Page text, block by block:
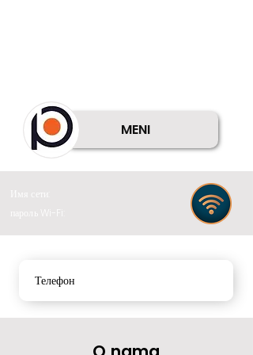
MENI
Имя сети:
пароль Wi-Fi:
Телефон